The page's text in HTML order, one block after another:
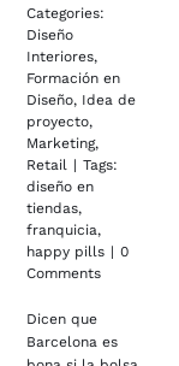
Categories:
Diseño
Interiores,
Formación en
Diseño, Idea de
proyecto,
Marketing,
Retail | Tags:
diseño en
tiendas,
franquicia,
happy pills | 0
Comments
Dicen que
Barcelona es